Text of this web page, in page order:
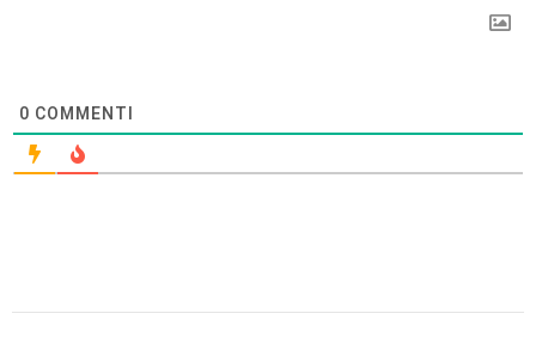
0 COMMENTI